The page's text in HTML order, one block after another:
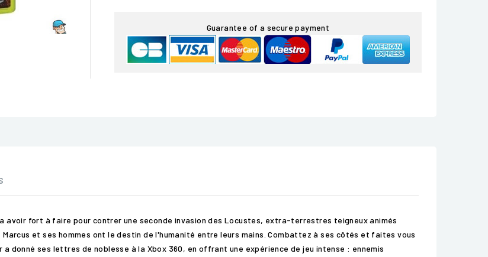
 Guarantee of a secure payment
avoir fort à faire pour contrer une seconde invasion des Locustes, extra-terrestres teigneux animés
et ses hommes ont le destin de l'humanité entre leurs mains. Combattez à ses côtés et faites vous
donné ses lettres de noblesse à la Xbox 360, en offrant une expérience de jeu intense : ennemis